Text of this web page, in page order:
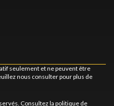
seulement et ne peuvent être
nous consulter pour plus de
Consultez la politique de